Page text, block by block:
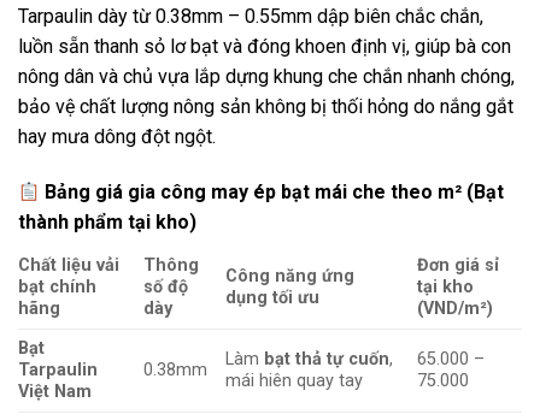
Tarpaulin dày từ 0.38mm – 0.55mm dập biên chắc chắn,
luồn sẵn thanh sỏ lơ bạt và đóng khoen định vị, giúp bà con
nông dân và chủ vựa lắp dựng khung che chắn nhanh chóng,
bảo vệ chất lượng nông sản không bị thối hỏng do nắng gắt
hay mưa dông đột ngột.
Bảng giá gia công may ép bạt mái che theo m² (Bạt
thành phẩm tại kho)
Chất liệu vải
bạt chính
hãng
Thông
số độ
dày
Công năng ứng
dụng tối ưu
Đơn giá sỉ
tại kho
(VND/m²)
Bạt
Tarpaulin
Việt Nam
0.38mm
Làm bạt thả tự cuốn,
mái hiên quay tay
65.000 –
75.000